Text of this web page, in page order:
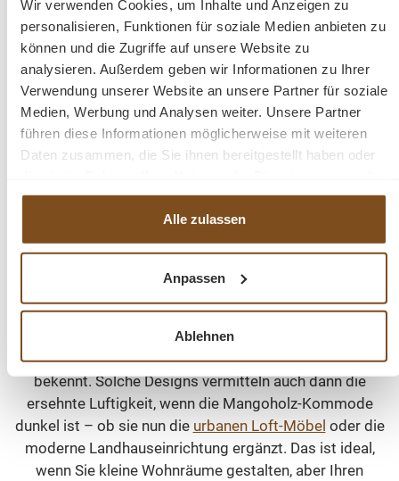
Wir verwenden Cookies, um Inhalte und Anzeigen zu
personalisieren, Funktionen für soziale Medien anbieten zu
können und die Zugriffe auf unsere Website zu
analysieren. Außerdem geben wir Informationen zu Ihrer
Verwendung unserer Website an unsere Partner für soziale
Medien, Werbung und Analysen weiter. Unsere Partner
führen diese Informationen möglicherweise mit weiteren
Daten zusammen, die Sie ihnen bereitgestellt haben oder
haben.
Alle zulassen
Anpassen
Ablehnen
aus Mangoholz mit wabenartigem Muster setzen
interessante Akzente und sind auch als Nachtschränke
neben dem Bett beliebt. Raffiniert sind Designvarianten
mit elliptischer Form: Naturbelassen erinnern diese
Mangoholz-Kommoden an Japandi, mit glamourösen
Details versprühen sie eine Prise Art Déco. Die wohnliche
Eleganz des Kolonialstils liegt in der Luft, wenn man das
Highlight fürs Wohnzimmer
genauso wie schwarze Schränke? Dazu passt eine
Kommode aus Mangoholz im Industrial-Stil, die sich zur
feinen Materialausführung und klaren Formgebung
bekennt. Solche Designs vermitteln auch dann die
ersehnte Luftigkeit, wenn die Mangoholz-Kommode
dunkel ist – ob sie nun die urbanen Loft-Möbel oder die
moderne Landhauseinrichtung ergänzt. Das ist ideal,
wenn Sie kleine Wohnräume gestalten, aber Ihren